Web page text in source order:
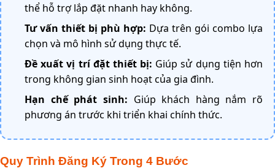
thể hỗ trợ lắp đặt nhanh hay không.
Tư vấn thiết bị phù hợp: Dựa trên gói combo lựa
chọn và mô hình sử dụng thực tế.
Đề xuất vị trí đặt thiết bị: Giúp sử dụng tiện hơn
trong không gian sinh hoạt của gia đình.
Hạn chế phát sinh: Giúp khách hàng nắm rõ
phương án trước khi triển khai chính thức.
Quy Trình Đăng Ký Trong 4 Bước